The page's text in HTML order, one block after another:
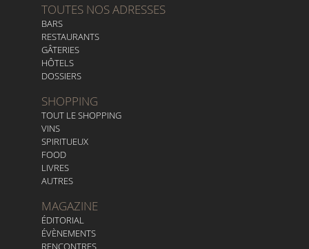
TOUTES NOS ADRESSES
BARS
RESTAURANTS
GÂTERIES
HÔTELS
DOSSIERS
SHOPPING
TOUT LE SHOPPING
VINS
SPIRITUEUX
FOOD
LIVRES
AUTRES
MAGAZINE
ÉDITORIAL
ÉVÈNEMENTS
RENCONTRES